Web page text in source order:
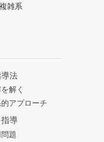
複雑系
法
解く
アプローチ
導
題